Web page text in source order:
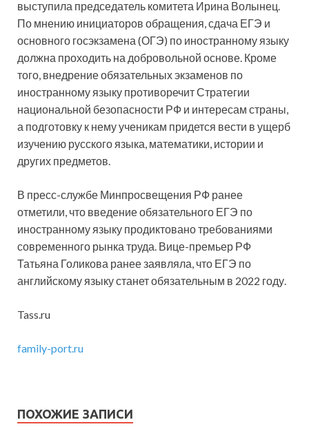
выступила председатель комитета Ирина Волынец.
По мнению инициаторов обращения, сдача ЕГЭ и
основного госэкзамена (ОГЭ) по иностранному языку
должна проходить на добровольной основе. Кроме
того, внедрение обязательных экзаменов по
иностранному языку противоречит Стратегии
национальной безопасности РФ и интересам страны,
а подготовку к нему ученикам придется вести в ущерб
изучению русского языка, математики, истории и
других предметов.
В пресс-службе Минпросвещения РФ ранее
отметили, что введение обязательного ЕГЭ по
иностранному языку продиктовано требованиями
современного рынка труда. Вице-премьер РФ
Татьяна Голикова ранее заявляла, что ЕГЭ по
английскому языку станет обязательным в 2022 году.
Tass.ru
family-port.ru
ПОХОЖИЕ ЗАПИСИ